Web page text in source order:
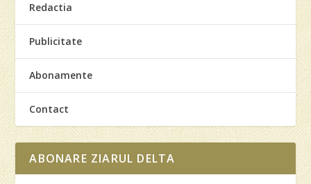
Redactia
Publicitate
Abonamente
Contact
ABONARE ZIARUL DELTA